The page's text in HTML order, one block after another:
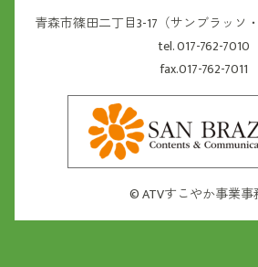
青森市篠田二丁目3-17（サンブラッソ
tel. 017-762-7010
fax.017-762-7011
©ATVすこやか事業事